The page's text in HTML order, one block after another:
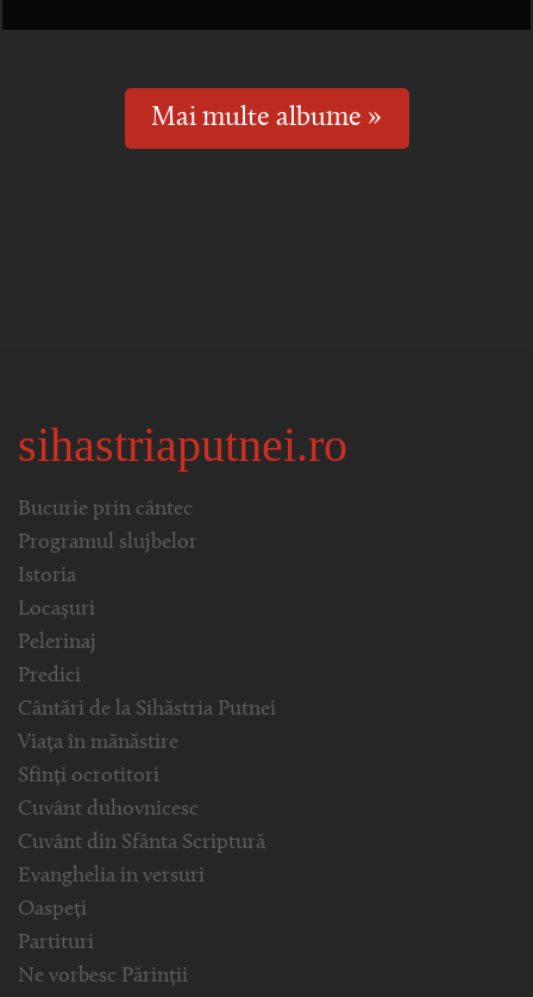
Mai multe albume »
sihastriaputnei.ro
Bucurie prin cântec
Programul slujbelor
Istoria
Locașuri
Pelerinaj
Predici
Cântări de la Sihăstria Putnei
Viața în mănăstire
Sfinți ocrotitori
Cuvânt duhovnicesc
Cuvânt din Sfânta Scriptură
Evanghelia in versuri
Oaspeți
Partituri
Ne vorbesc Părinții